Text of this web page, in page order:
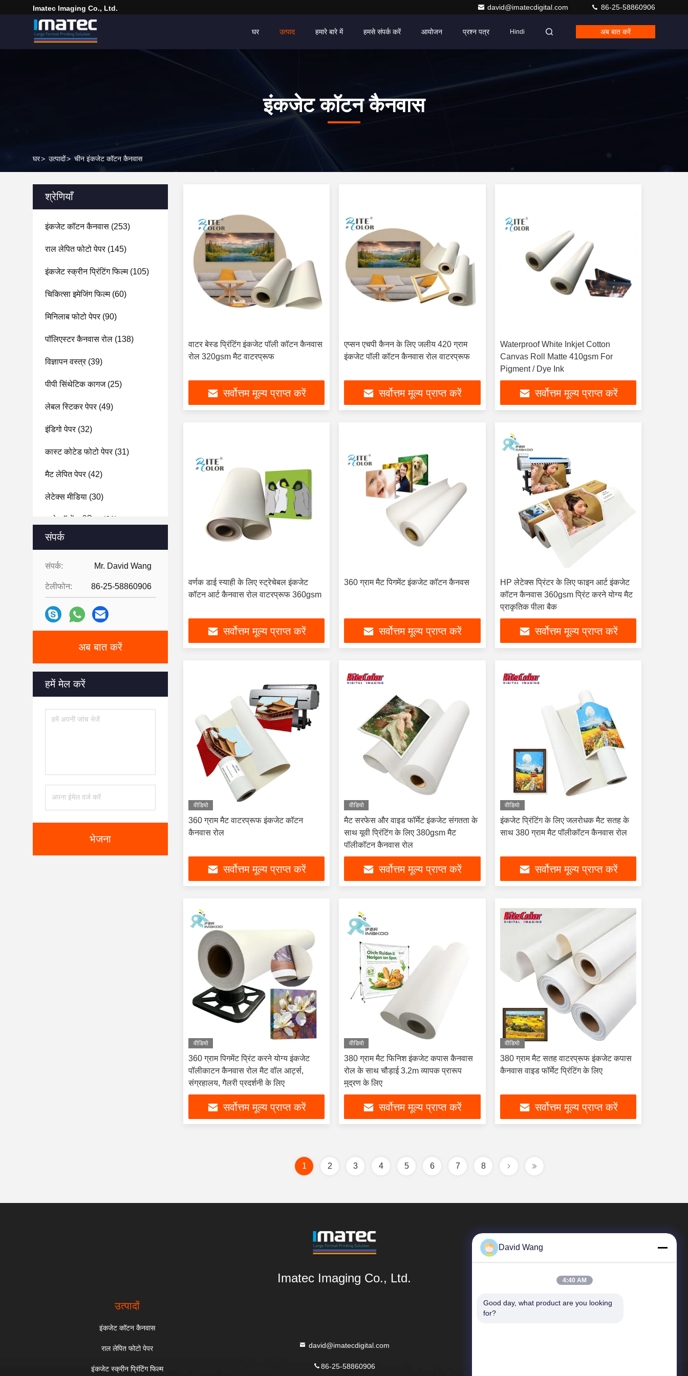
Imatec Imaging Co., Ltd. david@imatecdigital.com 86-25-58860906
घर उत्पाद हमारे बारे में हमसे संपर्क करें आयोजन प्रश्न पत्र Hindi अब बात करें
इंकजेट कॉटन कैनवास
घर> उत्पादों> चीन इंकजेट कॉटन कैनवास
श्रेणियाँ
इंकजेट कॉटन कैनवास (253)
राल लेपित फोटो पेपर(145)
इंकजेट स्क्रीन प्रिंटिंग फिल्म(105)
चिकित्सा इमेजिंग फिल्म(60)
मिनिलाब फोटो पेपर(90)
पॉलिएस्टर कैनवास रोल (138)
विज्ञापन वस्त्र(39)
पीपी सिंथेटिक कागज(25)
लेबल स्टिकर पेपर(49)
इंडिगो पेपर(32)
कास्ट कोटेड फोटो पेपर(31)
मैट लेपित पेपर(42)
लेटेक्स मीडिया (30)
इको सॉल्वेंट मीडिया (61)
इंकजेट मीडिया आपूर्तियाँ
इको सॉल्वेंट इंक (5)
उच्च बनाने की क्रिया प्रिंटर इंक(8)
वाइड फॉर्मेट इंक (31)
संपर्क
संपर्क: Mr. David Wang
टेलीफोन: 86-25-58860906
अब बात करें
हमें मेल करें
भेजना
वाटर बेस्ड प्रिंटिंग इंकजेट पॉली कॉटन कैनवास
रोल 320gsm मैट वाटरप्रूफ
सर्वोत्तम मूल्य प्राप्त करें
एप्सन एचपी कैनन के लिए जलीय 420 ग्राम
इंकजेट पॉली कॉटन कैनवास रोल वाटरप्रूफ
सर्वोत्तम मूल्य प्राप्त करें
Waterproof White Inkjet Cotton
Canvas Roll Matte 410gsm For
Pigment / Dye Ink
सर्वोत्तम मूल्य प्राप्त करें
वर्णक डाई स्याही के लिए स्ट्रेचेबल इंकजेट
कॉटन आर्ट कैनवास रोल वाटरप्रूफ 360gsm
सर्वोत्तम मूल्य प्राप्त करें
360 ग्राम मैट पिगमेंट इंकजेट कॉटन कैनवस
सर्वोत्तम मूल्य प्राप्त करें
HP लेटेक्स प्रिंटर के लिए फाइन आर्ट इंकजेट
कॉटन कैनवास 360gsm प्रिंट करने योग्य मैट
प्राकृतिक पीला बैक
सर्वोत्तम मूल्य प्राप्त करें
वीडियो
360 ग्राम मैट वाटरप्रूफ इंकजेट कॉटन
कैनवास रोल
सर्वोत्तम मूल्य प्राप्त करें
वीडियो
मैट सरफेस और वाइड फॉर्मेट इंकजेट संगतता के
साथ यूवी प्रिंटिंग के लिए 380gsm मैट
पॉलीकॉटन कैनवास रोल
सर्वोत्तम मूल्य प्राप्त करें
वीडियो
इंकजेट प्रिंटिंग के लिए जलरोधक मैट सतह के
साथ 380 ग्राम मैट पॉलीकॉटन कैनवास रोल
सर्वोत्तम मूल्य प्राप्त करें
वीडियो
360 ग्राम पिगमेंट प्रिंट करने योग्य इंकजेट
पॉलीकाटन कैनवास रोल मैट वॉल आर्ट्स,
संग्रहालय, गैलरी प्रदर्शनी के लिए
सर्वोत्तम मूल्य प्राप्त करें
वीडियो
380 ग्राम मैट फिनिश इंकजेट कपास कैनवास
रोल के साथ चौड़ाई 3.2m व्यापक प्रारूप
मुद्रण के लिए
सर्वोत्तम मूल्य प्राप्त करें
वीडियो
380 ग्राम मैट सतह वाटरप्रूफ इंकजेट कपास
कैनवास वाइड फॉर्मेट प्रिंटिंग के लिए
सर्वोत्तम मूल्य प्राप्त करें
1 2 3 4 5 6 7 8
Imatec Imaging Co., Ltd.
उत्पादों
इंकजेट कॉटन कैनवास
राल लेपित फोटो पेपर
इंकजेट स्क्रीन प्रिंटिंग फिल्म
david@imatecdigital.com
86-25-58860906
त्वरित सम्पक
David Wang
4:40 AM
Good day, what product are you looking
for?